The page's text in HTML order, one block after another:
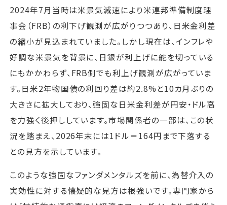
2024年7月当時は米景気減速により米連邦準備制度理
事会（FRB）の利下げ観測が広がりつつあり、日米金利差
の縮小が見込まれていました。しかし現在は、インフレや
好調な米景気を背景に、日銀が利上げに舵を切っている
にもかかわらず、FRB側でも利上げ観測が広がっていま
す。日米2年物国債の利回り差は約2.8%と10カ月ぶりの
大きさに拡大しており、強固な日米金利差が円安・ドル高
を力強く後押ししています。市場関係者の一部は、この状
況を踏まえ、2026年末には1ドル＝164円まで下落する
との見方を示しています。
このような強固なファンダメンタルズを前に、為替介入の
実効性に対する懐疑的な見方は根強いです。専門家から